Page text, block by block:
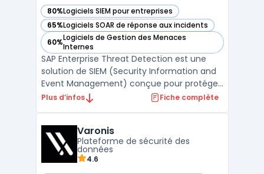
80%Logiciels SIEM pour entreprises
— voir SAP Enterprise Threat Detection (ETD) dans cette
65%Logiciels SOAR de réponse aux incidents
— voir SAP Enterprise Threat Detection (ETD) dans cette
60%Logiciels de Gestion des Menaces
Internes
— voir SAP Enterprise Threat Detection (ETD) dans cette
SAP Enterprise Threat Detection est une
solution de SIEM (Security Information and
Event Management) conçue pour protéger
les systèmes SAP des cybermenaces. Elle
détecter les comportements suspects et
identifier les anomalies av ...
Plus d’infos Fiche complète
Varonis
Plateforme de sécurité des
données
4.6